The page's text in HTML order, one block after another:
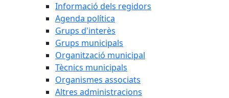
Informació dels regidors
Agenda política
Grups d'interès
Grups municipals
Organització municipal
Tècnics municipals
Organismes associats
Altres administracions